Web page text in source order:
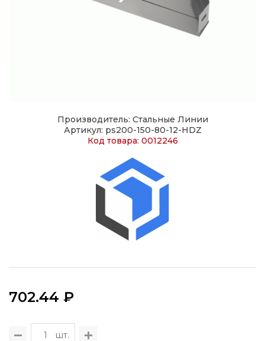
Производитель: Стальные Линии
Артикул: ps200-150-80-12-HDZ
Код товара: 0012246
702.44 ₽
шт.